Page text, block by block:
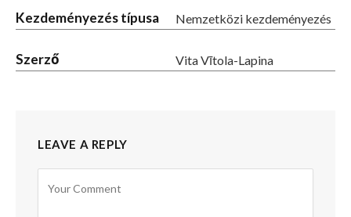
Kezdeményezés típusa Nemzetközi kezdeményezés
Szerző Vita Vītola-Lapina
LEAVE A REPLY